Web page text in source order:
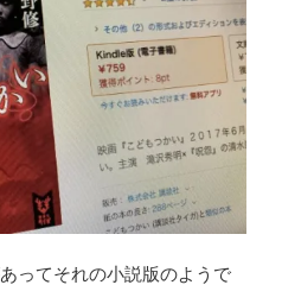
ってそれの小説版のようで